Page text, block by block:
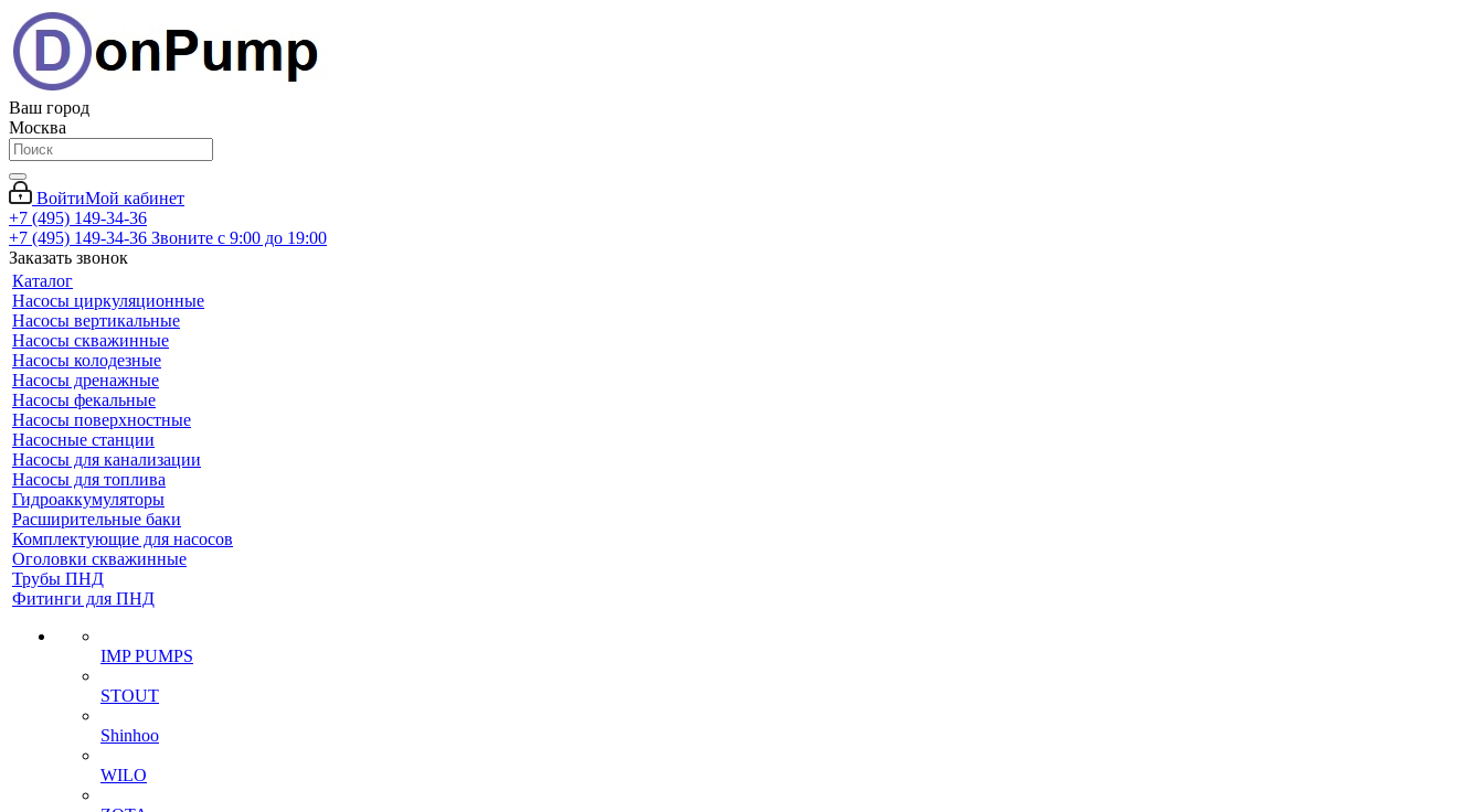
Ваш город
Москва
ВойтиМой кабинет
+7 (495) 149-34-36
+7 (495) 149-34-36 Звоните с 9:00 до 19:00
Заказать звонок
Каталог
Насосы циркуляционные
Насосы вертикальные
Насосы скважинные
Насосы колодезные
Насосы дренажные
Насосы фекальные
Насосы поверхностные
Насосные станции
Насосы для канализации
Насосы для топлива
Гидроаккумуляторы
Расширительные баки
Комплектующие для насосов
Оголовки скважинные
Трубы ПНД
Фитинги для ПНД
IMP PUMPS
STOUT
Shinhoo
WILO